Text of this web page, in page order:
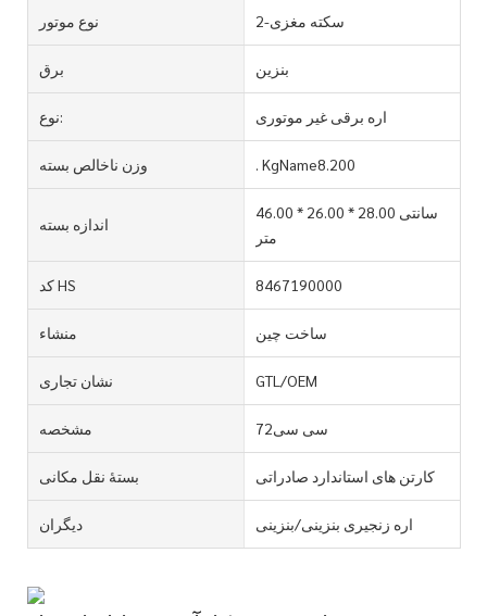
نوع موتور 2-سکته مغزی
برق بنزین
نوع: اره برقی غیر موتوری
وزن ناخالص بسته . KgName8.200
اندازه بسته
46.00 * 26.00 * 28.00 سانتی
متر
کد HS 8467190000
منشاء ساخت چین
نشان تجاری GTL/OEM
مشخصه سی سی72
بستۀ نقل مکانی کارتن های استاندارد صادراتی
دیگران اره زنجیری بنزینی/بنزینی